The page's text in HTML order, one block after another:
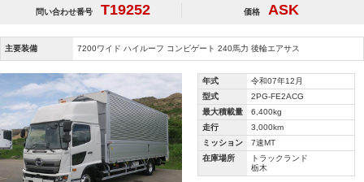
問い合わせ番号 T19252 価格 ASK
主要装備 7200ワイド ハイルーフ コンビゲート 240馬力 後輪エアサス
年式
令和07年12月
型式
2PG-FE2ACG
最大積載量
6,400kg
走行
3,000km
ミッション
7速MT
在庫場所
トラックランド
栃木